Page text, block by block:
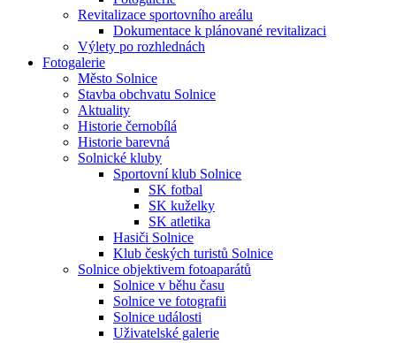
Revitalizace sportovního areálu
Dokumentace k plánované revitalizaci
Výlety po rozhlednách
Fotogalerie
Město Solnice
Stavba obchvatu Solnice
Aktuality
Historie černobílá
Historie barevná
Solnické kluby
Sportovní klub Solnice
SK fotbal
SK kuželky
SK atletika
Hasiči Solnice
Klub českých turistů Solnice
Solnice objektivem fotoaparátů
Solnice v běhu času
Solnice ve fotografii
Solnice události
Uživatelské galerie